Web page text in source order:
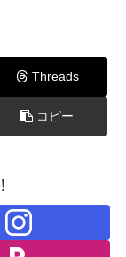
Threads
コピー